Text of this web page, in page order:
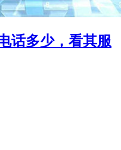
话多少，看其服